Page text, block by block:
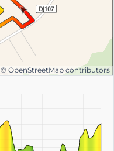
© OpenStreetMap contributors